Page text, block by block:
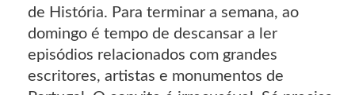
de História. Para terminar a semana, ao
domingo é tempo de descansar a ler
episódios relacionados com grandes
escritores, artistas e monumentos de